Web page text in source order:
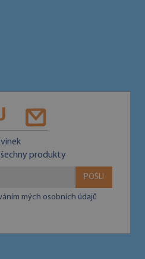
produkty
POŠLI
mých osobních údajů